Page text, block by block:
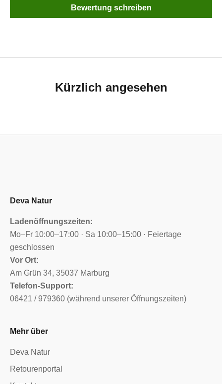
Bewertung schreiben
Kürzlich angesehen
Deva Natur
Ladenöffnungszeiten:
Mo–Fr 10:00–17:00 · Sa 10:00–15:00 · Feiertage
geschlossen
Vor Ort:
Am Grün 34, 35037 Marburg
Telefon-Support:
06421 / 979360 (während unserer Öffnungszeiten)
Mehr über
Deva Natur
Retourenportal